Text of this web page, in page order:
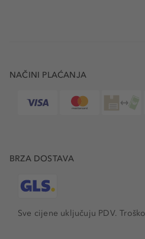
NAČINI PLAĆANJA
BRZA DOSTAVA
Sve cijene uključuju PDV.